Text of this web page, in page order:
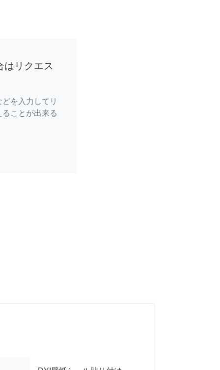
はリクエス
を入力してリ
ことが出来る